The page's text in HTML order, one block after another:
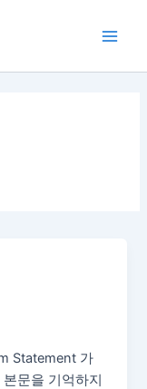
Statement 가
본문을 기억하지